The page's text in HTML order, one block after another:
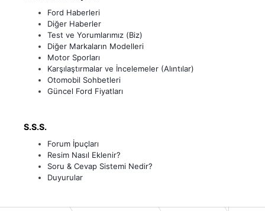
Ford Haberleri
Diğer Haberler
Test ve Yorumlarımız (Biz)
Diğer Markaların Modelleri
Motor Sporları
Karşılaştırmalar ve İncelemeler (Alıntılar)
Otomobil Sohbetleri
Güncel Ford Fiyatları
S.S.S.
Forum İpuçları
Resim Nasıl Eklenir?
Soru & Cevap Sistemi Nedir?
Duyurular